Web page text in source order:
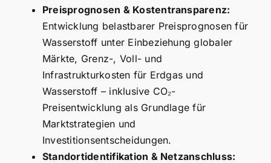
Preisprognosen & Kostentransparenz:
Entwicklung belastbarer Preisprognosen für
Wasserstoff unter Einbeziehung globaler
Märkte, Grenz-, Voll- und
Infrastrukturkosten für Erdgas und
Wasserstoff – inklusive CO₂-
Preisentwicklung als Grundlage für
Marktstrategien und
Investitionsentscheidungen.
Standortidentifikation & Netzanschluss: